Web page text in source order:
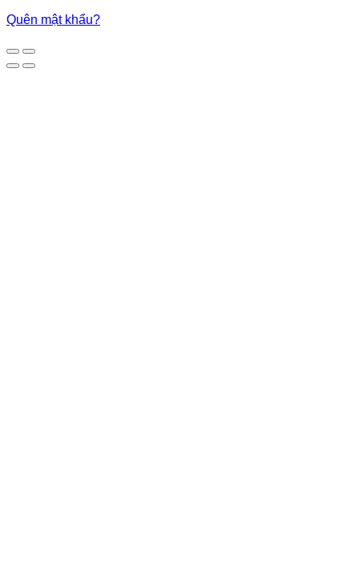
Quên mật khẩu?